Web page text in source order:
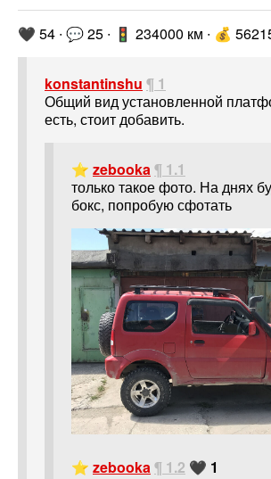
konstantinshu ¶ 1
Общий вид установленной
есть, стоит добавить.
⭐ zebooka¶ 1.1
только такое фото. На днях
бокс, попробую сфотать
⭐ zebooka¶ 1.2 🖤 1